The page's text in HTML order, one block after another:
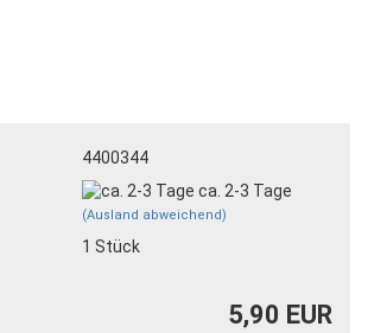
4400344
ca. 2-3 Tage
(Ausland abweichend)
1 Stück
5,90 EUR